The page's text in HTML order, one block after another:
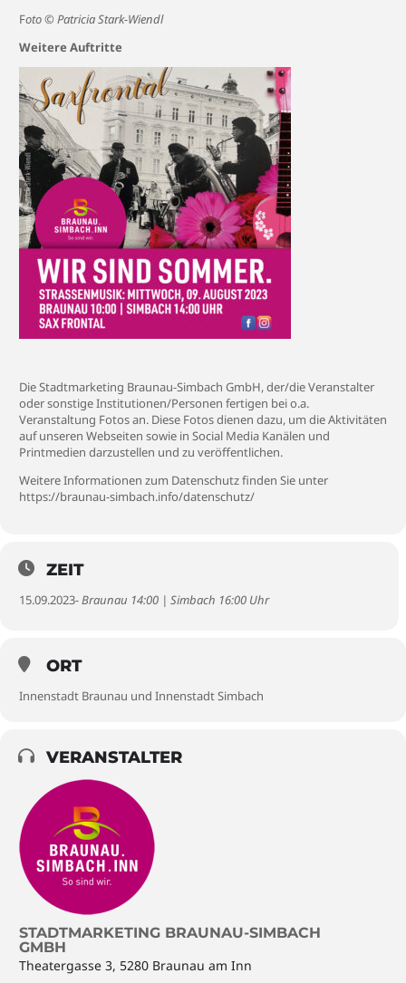
Foto © Patricia Stark-Wiendl
Weitere Auftritte
Die Stadtmarketing Braunau-Simbach GmbH, der/die Veranstalter
oder sonstige Institutionen/Personen fertigen bei o.a.
Veranstaltung Fotos an. Diese Fotos dienen dazu, um die Aktivitäten
auf unseren Webseiten sowie in Social Media Kanälen und
Printmedien darzustellen und zu veröffentlichen.
Weitere Informationen zum Datenschutz finden Sie unter
https://braunau-simbach.info/datenschutz/
ZEIT
15.09.2023- Braunau 14:00 | Simbach 16:00 Uhr
ORT
Innenstadt Braunau und Innenstadt Simbach
VERANSTALTER
STADTMARKETING BRAUNAU-SIMBACH
GMBH
Theatergasse 3, 5280 Braunau am Inn